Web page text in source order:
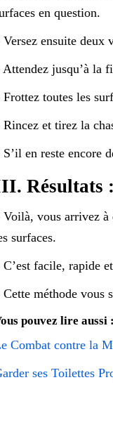
en question.
Versez ensuite deux
Attendez jusqu’à la
Frottez toutes les
Rincez et tirez la
S’il en reste encore
Résultats :
Voilà, vous arrivez à
surfaces.
C’est facile, rapide
Cette méthode vous
pouvez lire aussi :
Combat contre la
ses Toilettes